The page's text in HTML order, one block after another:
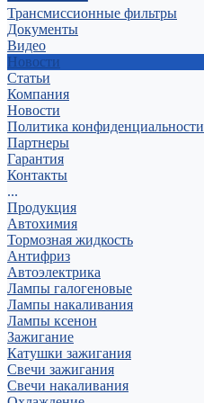
Трансмиссионные фильтры
Документы
Видео
Новости
Статьи
Компания
Новости
Политика конфиденциальности
Партнеры
Гарантия
Контакты
...
Продукция
Автохимия
Тормозная жидкость
Антифриз
Автоэлектрика
Лампы галогеновые
Лампы накаливания
Лампы ксенон
Зажигание
Катушки зажигания
Свечи зажигания
Свечи накаливания